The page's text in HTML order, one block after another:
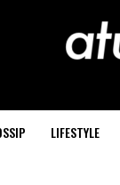
LIFESTYLE